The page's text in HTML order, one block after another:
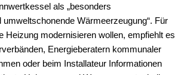
als „besonders
umweltschonende Wärmeerzeugung“. Für
Heizung modernisieren wollen, empfiehlt es
Energieberatern kommunaler
oder beim Installateur Informationen